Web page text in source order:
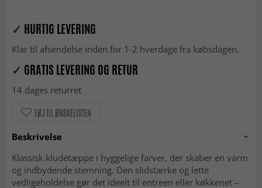
✓ HURTIG LEVERING
Klar til afsendelse inden for 1-2 hverdage fra købsdagen.
✓ GRATIS LEVERING OG RETUR
14 dages returret
FØJ TIL ØNSKELISTEN
Beskrivelse
Klassisk kludetæppe i hyggelige farver, der skaber en varm
og indbydende stemning. Den slidstærke og lette
vedligeholdelse gør det ideelt til entreen eller køkkenet –